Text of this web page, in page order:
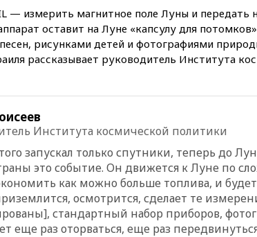
— измерить магнитное поле Луны и передать
оставит на Луне «капсулу для
рисунками детей и фотографиями
рассказывает руководитель Института
Института космической политики
запускал только спутники, теперь до
это событие. Он движется к Луне по
как можно больше топлива, и
осмотрится, сделает те
стандартный набор приборов,
еще раз оторваться, еще раз